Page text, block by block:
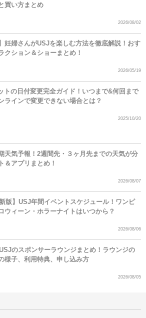
買い方まとめ
2026/08/02
妊婦さんがUSJを楽しむ方法を徹底解説！おす
クション＆ショーまとめ！
2026/05/19
トの日付変更完全ガイド！いつまで&何回まで
ラインで変更できない場合とは？
2025/10/20
天気予報！2週間先・３ヶ月先までの天気が分
＆アプリまとめ！
2026/08/07
新版】USJ年間イベントスケジュール！ワンピ
ウィーン・ホラーナイトはいつから？
2026/08/06
USJのスポンサーラウンジまとめ！ラウンジの
様子、利用特典、申し込み方
2026/08/05